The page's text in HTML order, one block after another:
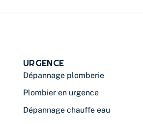
URGENCE
Dépannage plomberie
Plombier en urgence
Dépannage chauffe eau